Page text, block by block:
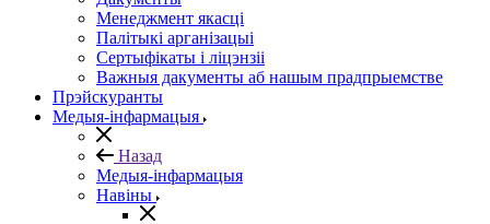
Менеджмент якасці
Палітыкі арганізацыі
Сертыфікаты і ліцэнзіі
Важныя дакументы аб нашым прадпрыемстве
Прэйскуранты
Медыя-інфармацыя
Назад
Медыя-інфармацыя
Навіны